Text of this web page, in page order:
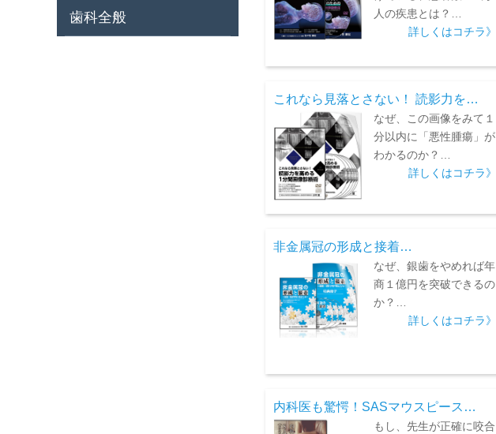
歯科全般
人の疾患とは？…
詳しくはコチラ》
これなら見落とさない！ 読影力を…
なぜ、この画像をみて１
分以内に「悪性腫瘍」が
わかるのか？…
詳しくはコチラ》
非金属冠の形成と接着…
なぜ、銀歯をやめれば年
商１億円を突破できるの
か？…
詳しくはコチラ》
内科医も驚愕！SASマウスピース…
もし、先生が正確に咬合